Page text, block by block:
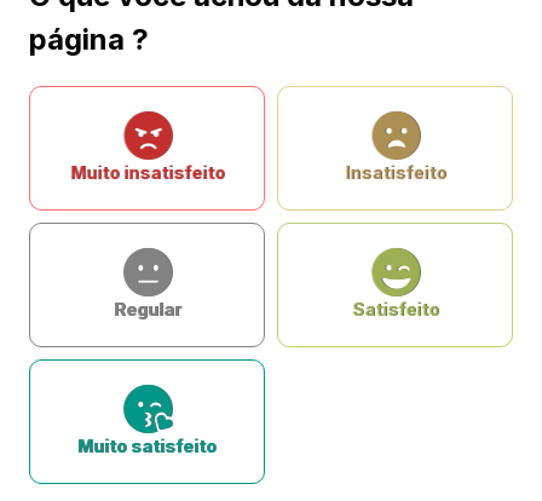
página ?
Muito insatisfeito Insatisfeito
Regular Satisfeito
Muito satisfeito